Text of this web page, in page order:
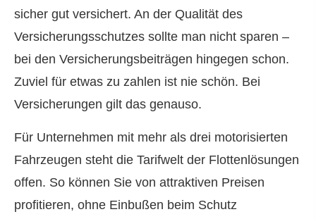
sicher gut versichert. An der Qualität des
Versicherungsschutzes sollte man nicht sparen –
bei den Versicherungsbeiträgen hingegen schon.
Zuviel für etwas zu zahlen ist nie schön. Bei
Versicherungen gilt das genauso.
Für Unternehmen mit mehr als drei motorisierten
Fahrzeugen steht die Tarifwelt der Flottenlösungen
offen. So können Sie von attraktiven Preisen
profitieren, ohne Einbußen beim Schutz